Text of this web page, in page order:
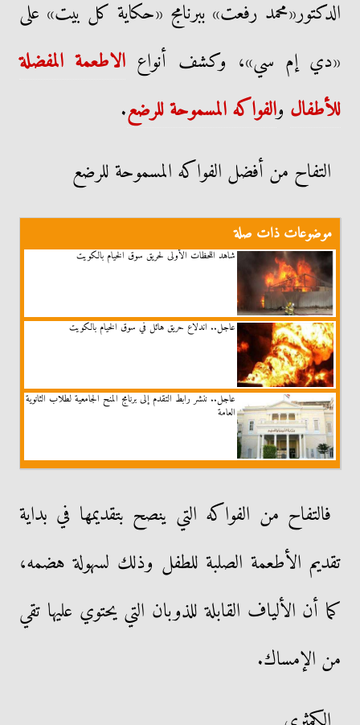
الدكتور«محمد رفعت» ببرنامج «حكاية كل بيت» على
«دي إم سي»، وكشف أنواع الاطعمة المفضلة
للأطفال والفواكه المسموحة للرضع.
التفاح من أفضل الفواكه المسموحة للرضع
موضوعات ذات صلة
شاهد اللحظات الأولى لحريق سوق الخيام بالكويت
عاجل.. اندلاع حريق هائل في سوق الخيام بالكويت
عاجل.. ننشر رابط التقدم إلى برنامج المنح الجامعية لطلاب الثانوية
العامة
فالتفاح من الفواكه التي ينصح بتقديمها في بداية
تقديم الأطعمة الصلبة للطفل وذلك لسهولة هضمه،
كما أن الألياف القابلة للذوبان التي يحتوي عليها تقي
من الإمساك.